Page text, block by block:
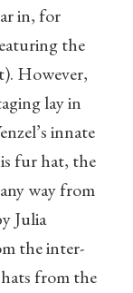
in, for
the
However,
lay in
innate
fur hat, the
way from
Julia
the inter-
from the